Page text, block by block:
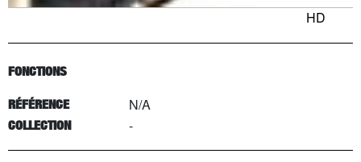
HD
FONCTIONS
RÉFÉRENCE N/A
COLLECTION -